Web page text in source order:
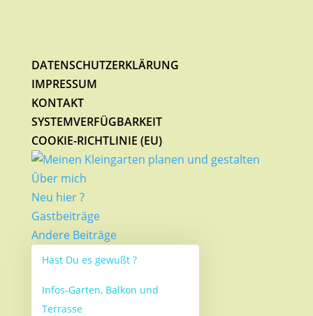
DATENSCHUTZERKLÄRUNG
IMPRESSUM
KONTAKT
SYSTEMVERFÜGBARKEIT
COOKIE-RICHTLINIE (EU)
Über mich
Neu hier ?
Gastbeiträge
Andere Beiträge
Hast Du es gewußt ?
Infos-Garten, Balkon und
Terrasse